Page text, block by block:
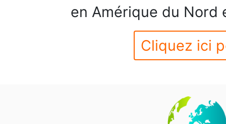
en Amérique du Nord
Cliquez ici